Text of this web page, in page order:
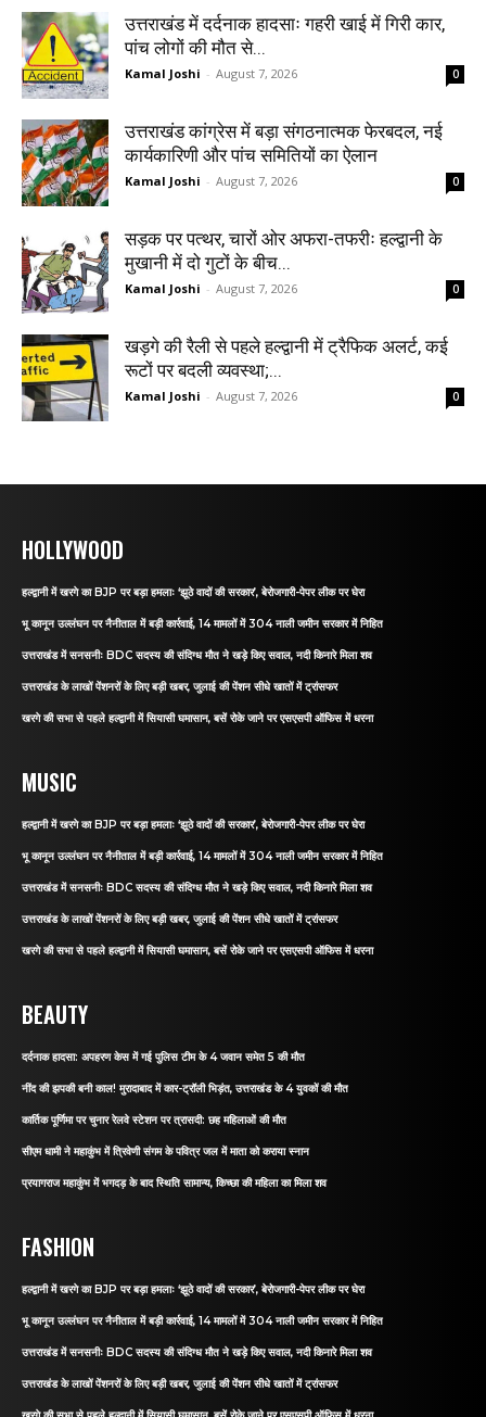
उत्तराखंड में दर्दनाक हादसाः गहरी खाई में गिरी कार,
पांच लोगों की मौत से...
Kamal Joshi - August 7, 2026 0
उत्तराखंड कांग्रेस में बड़ा संगठनात्मक फेरबदल, नई
कार्यकारिणी और पांच समितियों का ऐलान
Kamal Joshi - August 7, 2026 0
सड़क पर पत्थर, चारों ओर अफरा-तफरीः हल्द्वानी के
मुखानी में दो गुटों के बीच...
Kamal Joshi - August 7, 2026 0
खड़गे की रैली से पहले हल्द्वानी में ट्रैफिक अलर्ट, कई
रूटों पर बदली व्यवस्था;...
Kamal Joshi - August 7, 2026 0
HOLLYWOOD
हल्द्वानी में खरगे का BJP पर बड़ा हमलाः ‘झूठे वादों की सरकार’, बेरोजगारी-पेपर लीक पर घेरा
भू कानून उल्लंघन पर नैनीताल में बड़ी कार्रवाई, 14 मामलों में 304 नाली जमीन सरकार में निहित
उत्तराखंड में सनसनीः BDC सदस्य की संदिग्ध मौत ने खड़े किए सवाल, नदी किनारे मिला शव
उत्तराखंड के लाखों पेंशनरों के लिए बड़ी खबर, जुलाई की पेंशन सीधे खातों में ट्रांसफर
खरगे की सभा से पहले हल्द्वानी में सियासी घमासान, बसें रोके जाने पर एसएसपी ऑफिस में धरना
MUSIC
हल्द्वानी में खरगे का BJP पर बड़ा हमलाः ‘झूठे वादों की सरकार’, बेरोजगारी-पेपर लीक पर घेरा
भू कानून उल्लंघन पर नैनीताल में बड़ी कार्रवाई, 14 मामलों में 304 नाली जमीन सरकार में निहित
उत्तराखंड में सनसनीः BDC सदस्य की संदिग्ध मौत ने खड़े किए सवाल, नदी किनारे मिला शव
उत्तराखंड के लाखों पेंशनरों के लिए बड़ी खबर, जुलाई की पेंशन सीधे खातों में ट्रांसफर
खरगे की सभा से पहले हल्द्वानी में सियासी घमासान, बसें रोके जाने पर एसएसपी ऑफिस में धरना
BEAUTY
दर्दनाक हादसा: अपहरण केस में गई पुलिस टीम के 4 जवान समेत 5 की मौत
नींद की झपकी बनी काल! मुरादाबाद में कार-ट्रॉली भिड़ंत, उत्तराखंड के 4 युवकों की मौत
कार्तिक पूर्णिमा पर चुनार रेलवे स्टेशन पर त्रासदी: छह महिलाओं की मौत
सीएम धामी ने महाकुंभ में त्रिवेणी संगम के पवित्र जल में माता को कराया स्नान
प्रयागराज महाकुंभ में भगदड़ के बाद स्थिति सामान्य, किच्छा की महिला का मिला शव
FASHION
हल्द्वानी में खरगे का BJP पर बड़ा हमलाः ‘झूठे वादों की सरकार’, बेरोजगारी-पेपर लीक पर घेरा
भू कानून उल्लंघन पर नैनीताल में बड़ी कार्रवाई, 14 मामलों में 304 नाली जमीन सरकार में निहित
उत्तराखंड में सनसनीः BDC सदस्य की संदिग्ध मौत ने खड़े किए सवाल, नदी किनारे मिला शव
उत्तराखंड के लाखों पेंशनरों के लिए बड़ी खबर, जुलाई की पेंशन सीधे खातों में ट्रांसफर